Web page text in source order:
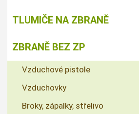
TLUMIČE NA ZBRANĚ
ZBRANĚ BEZ ZP
Vzduchové pistole
Vzduchovky
Broky, zápalky, střelivo